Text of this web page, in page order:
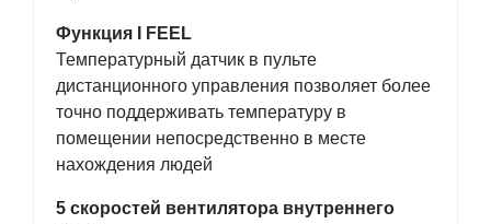
Функция I FEEL
Температурный датчик в пульте
дистанционного управления позволяет более
точно поддерживать температуру в
помещении непосредственно в месте
нахождения людей
5 скоростей вентилятора внутреннего